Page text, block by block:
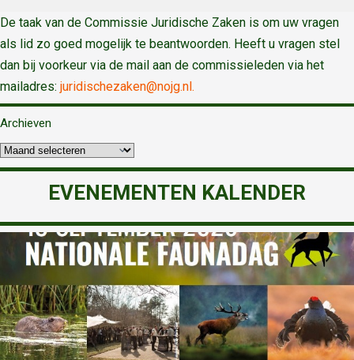
De taak van de Commissie Juridische Zaken is om uw vragen
als lid zo goed mogelijk te beantwoorden. Heeft u vragen stel
dan bij voorkeur via de mail aan de commissieleden via het
mailadres: juridischezaken@nojg.nl.
Archieven
EVENEMENTEN KALENDER